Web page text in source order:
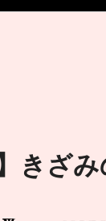
きざみ